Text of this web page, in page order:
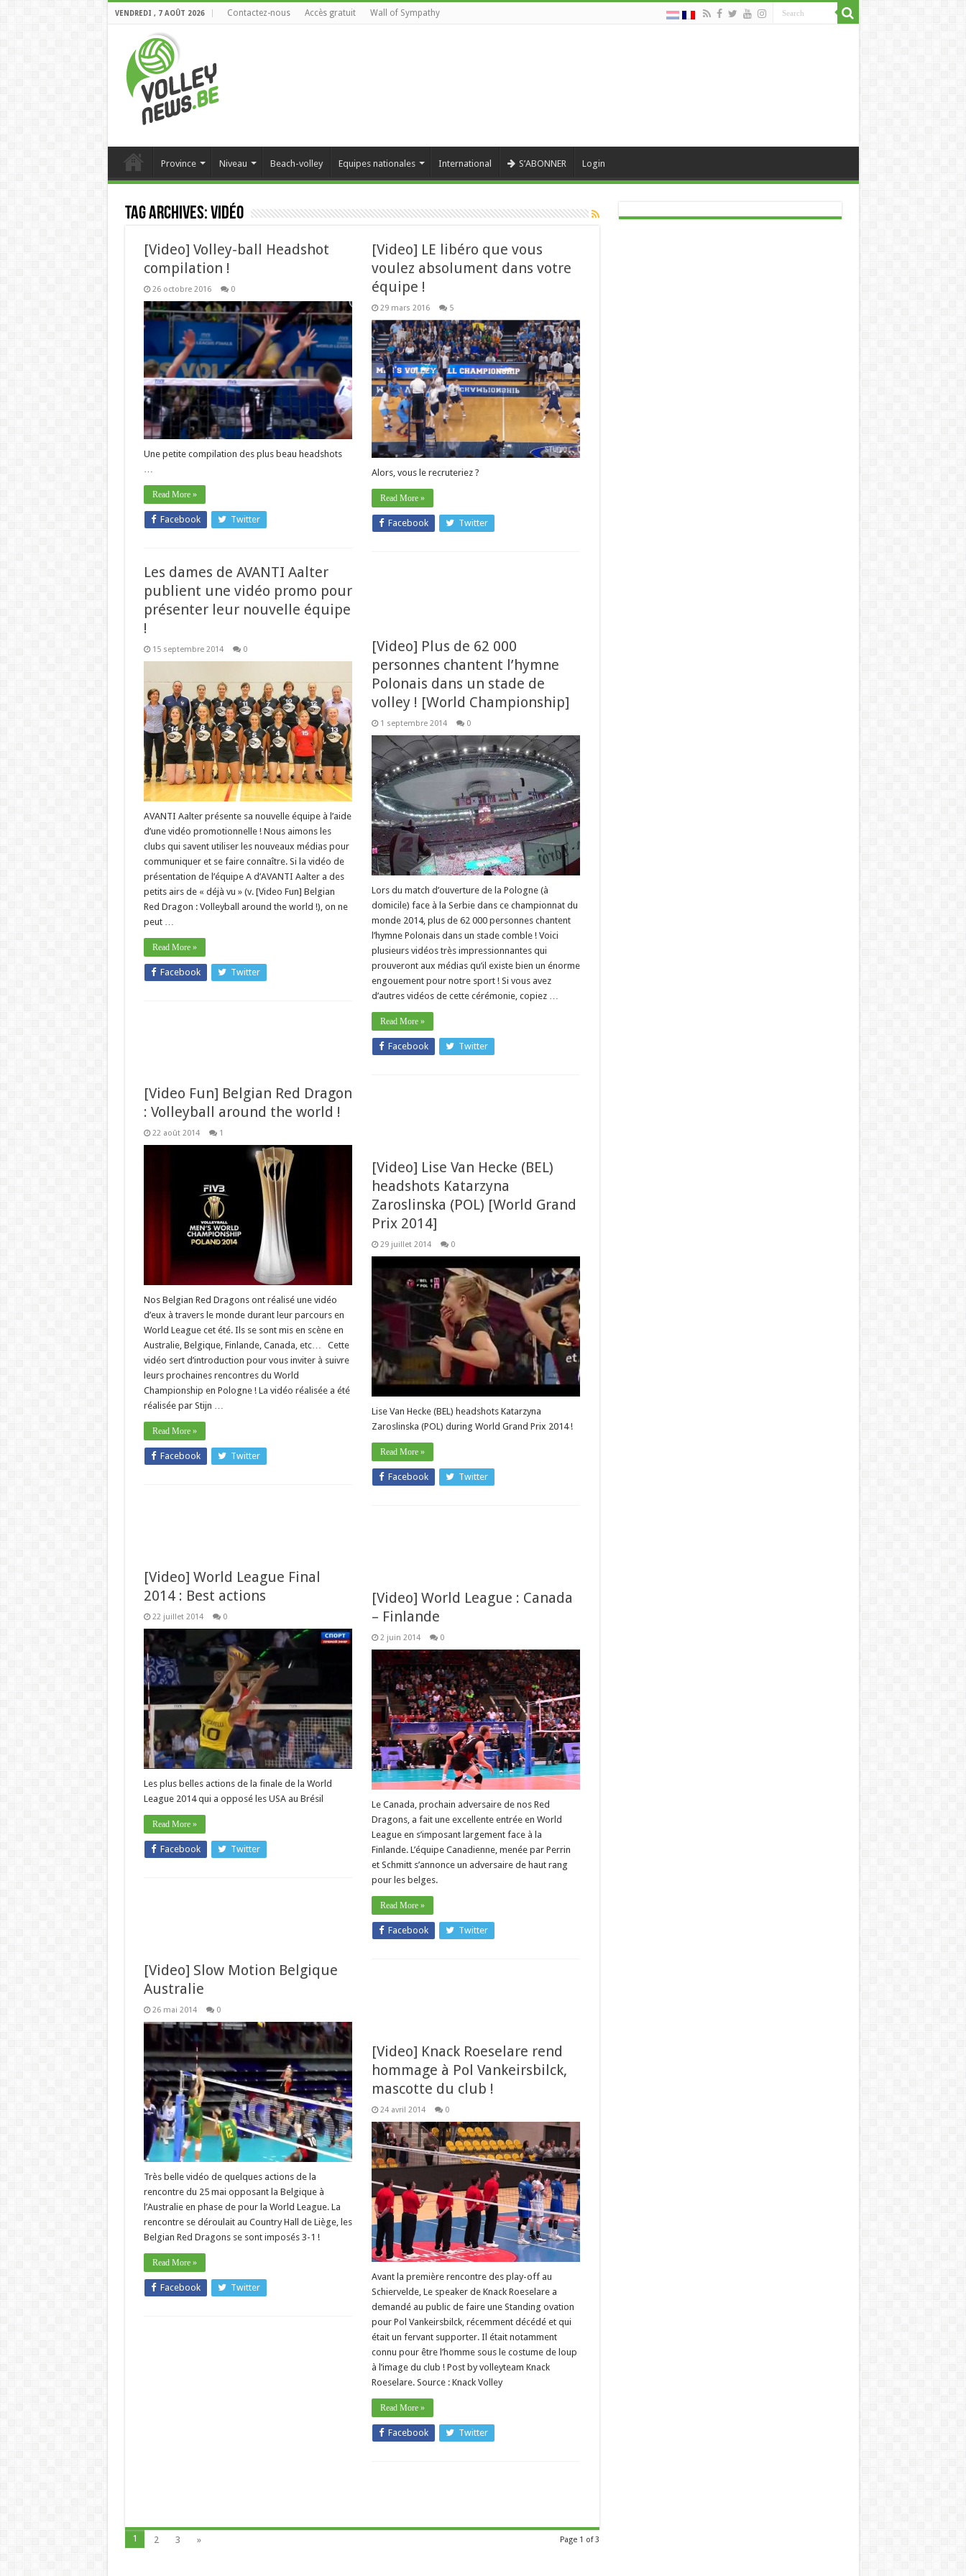
VENDREDI , 7 AOÛT 2026 Contactez-nous Accès gratuit Wall of Sympathy
Province Niveau Beach-volley Equipes nationales International S’ABONNER Login
Tag Archives:vidéo
[Video] Volley-ball Headshot
compilation !
26 octobre 2016 0
Une petite compilation des plus beau headshots
…
Read More »
Facebook Twitter
[Video] LE libéro que vous
voulez absolument dans votre
équipe !
29 mars 2016 5
Alors, vous le recruteriez ?
Read More »
Facebook Twitter
Les dames de AVANTI Aalter
publient une vidéo promo pour
présenter leur nouvelle équipe
!
15 septembre 2014 0
AVANTI Aalter présente sa nouvelle équipe à l’aide
d’une vidéo promotionnelle ! Nous aimons les
clubs qui savent utiliser les nouveaux médias pour
communiquer et se faire connaître. Si la vidéo de
présentation de l’équipe A d’AVANTI Aalter a des
petits airs de « déjà vu » (v. [Video Fun] Belgian
Red Dragon : Volleyball around the world !), on ne
peut …
Read More »
Facebook Twitter
[Video] Plus de 62 000
personnes chantent l’hymne
Polonais dans un stade de
volley ! [World Championship]
1 septembre 2014 0
Lors du match d’ouverture de la Pologne (à
domicile) face à la Serbie dans ce championnat du
monde 2014, plus de 62 000 personnes chantent
l’hymne Polonais dans un stade comble ! Voici
plusieurs vidéos très impressionnantes qui
prouveront aux médias qu’il existe bien un énorme
engouement pour notre sport ! Si vous avez
d’autres vidéos de cette cérémonie, copiez …
Read More »
Facebook Twitter
[Video Fun] Belgian Red Dragon
: Volleyball around the world !
22 août 2014 1
Nos Belgian Red Dragons ont réalisé une vidéo
d’eux à travers le monde durant leur parcours en
World League cet été. Ils se sont mis en scène en
Australie, Belgique, Finlande, Canada, etc… Cette
vidéo sert d’introduction pour vous inviter à suivre
leurs prochaines rencontres du World
Championship en Pologne ! La vidéo réalisée a été
réalisée par Stijn …
Read More »
Facebook Twitter
[Video] Lise Van Hecke (BEL)
headshots Katarzyna
Zaroslinska (POL) [World Grand
Prix 2014]
29 juillet 2014 0
Lise Van Hecke (BEL) headshots Katarzyna
Zaroslinska (POL) during World Grand Prix 2014 !
Read More »
Facebook Twitter
[Video] World League Final
2014 : Best actions
22 juillet 2014 0
Les plus belles actions de la finale de la World
League 2014 qui a opposé les USA au Brésil
Read More »
Facebook Twitter
[Video] World League : Canada
– Finlande
2 juin 2014 0
Le Canada, prochain adversaire de nos Red
Dragons, a fait une excellente entrée en World
League en s’imposant largement face à la
Finlande. L’équipe Canadienne, menée par Perrin
et Schmitt s’annonce un adversaire de haut rang
pour les belges.
Read More »
Facebook Twitter
[Video] Slow Motion Belgique
Australie
26 mai 2014 0
Très belle vidéo de quelques actions de la
rencontre du 25 mai opposant la Belgique à
l’Australie en phase de pour la World League. La
rencontre se déroulait au Country Hall de Liège, les
Belgian Red Dragons se sont imposés 3-1 !
Read More »
Facebook Twitter
[Video] Knack Roeselare rend
hommage à Pol Vankeirsbilck,
mascotte du club !
24 avril 2014 0
Avant la première rencontre des play-off au
Schiervelde, Le speaker de Knack Roeselare a
demandé au public de faire une Standing ovation
pour Pol Vankeirsbilck, récemment décédé et qui
était un fervant supporter. Il était notamment
connu pour être l’homme sous le costume de loup
à l’image du club ! Post by volleyteam Knack
Roeselare. Source : Knack Volley
Read More »
Facebook Twitter
Page 1 of 3
1 2 3 »